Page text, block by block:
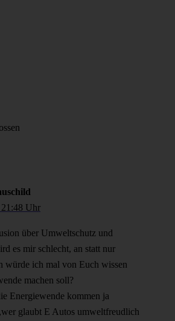
Uhr
über Umweltschutz und
es mir schlecht, an statt nur
würde ich mal von Euch wissen
machen soll?
Energiewende kommen ja
glaubt E Autos umweltfreudlich